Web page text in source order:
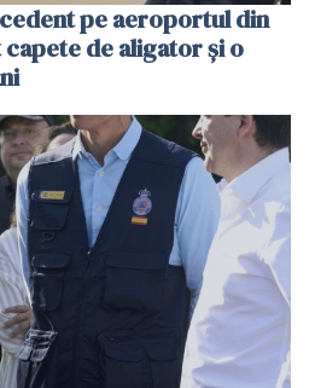
pe aeroportul din
de aligator și o